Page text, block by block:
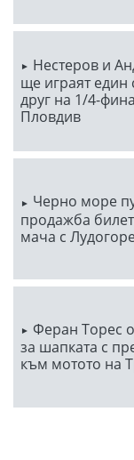
Нестеров и
ще играят един
друг на 1/4-
Пловдив
Черно море
продажба
мача с
Феран Торес
за шапката с
към мотото на